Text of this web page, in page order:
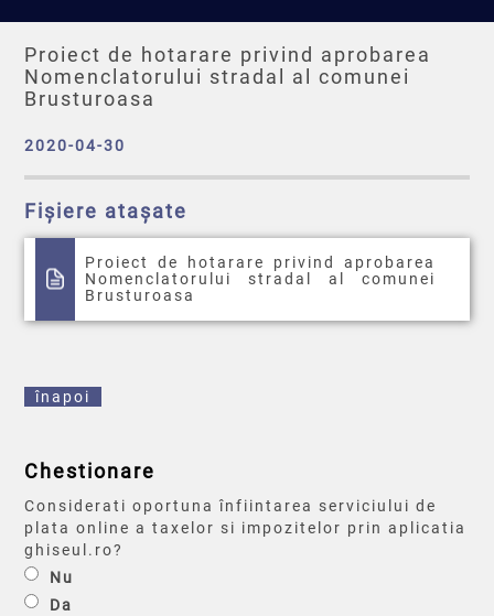
Proiect de hotarare privind aprobarea
Nomenclatorului stradal al comunei
Brusturoasa
2020-04-30
Fișiere atașate
Proiect de hotarare privind aprobarea
Nomenclatorului stradal al comunei
Brusturoasa
înapoi
Chestionare
Considerati oportuna înfiintarea serviciului de
plata online a taxelor si impozitelor prin aplicatia
ghiseul.ro?
Nu
Da